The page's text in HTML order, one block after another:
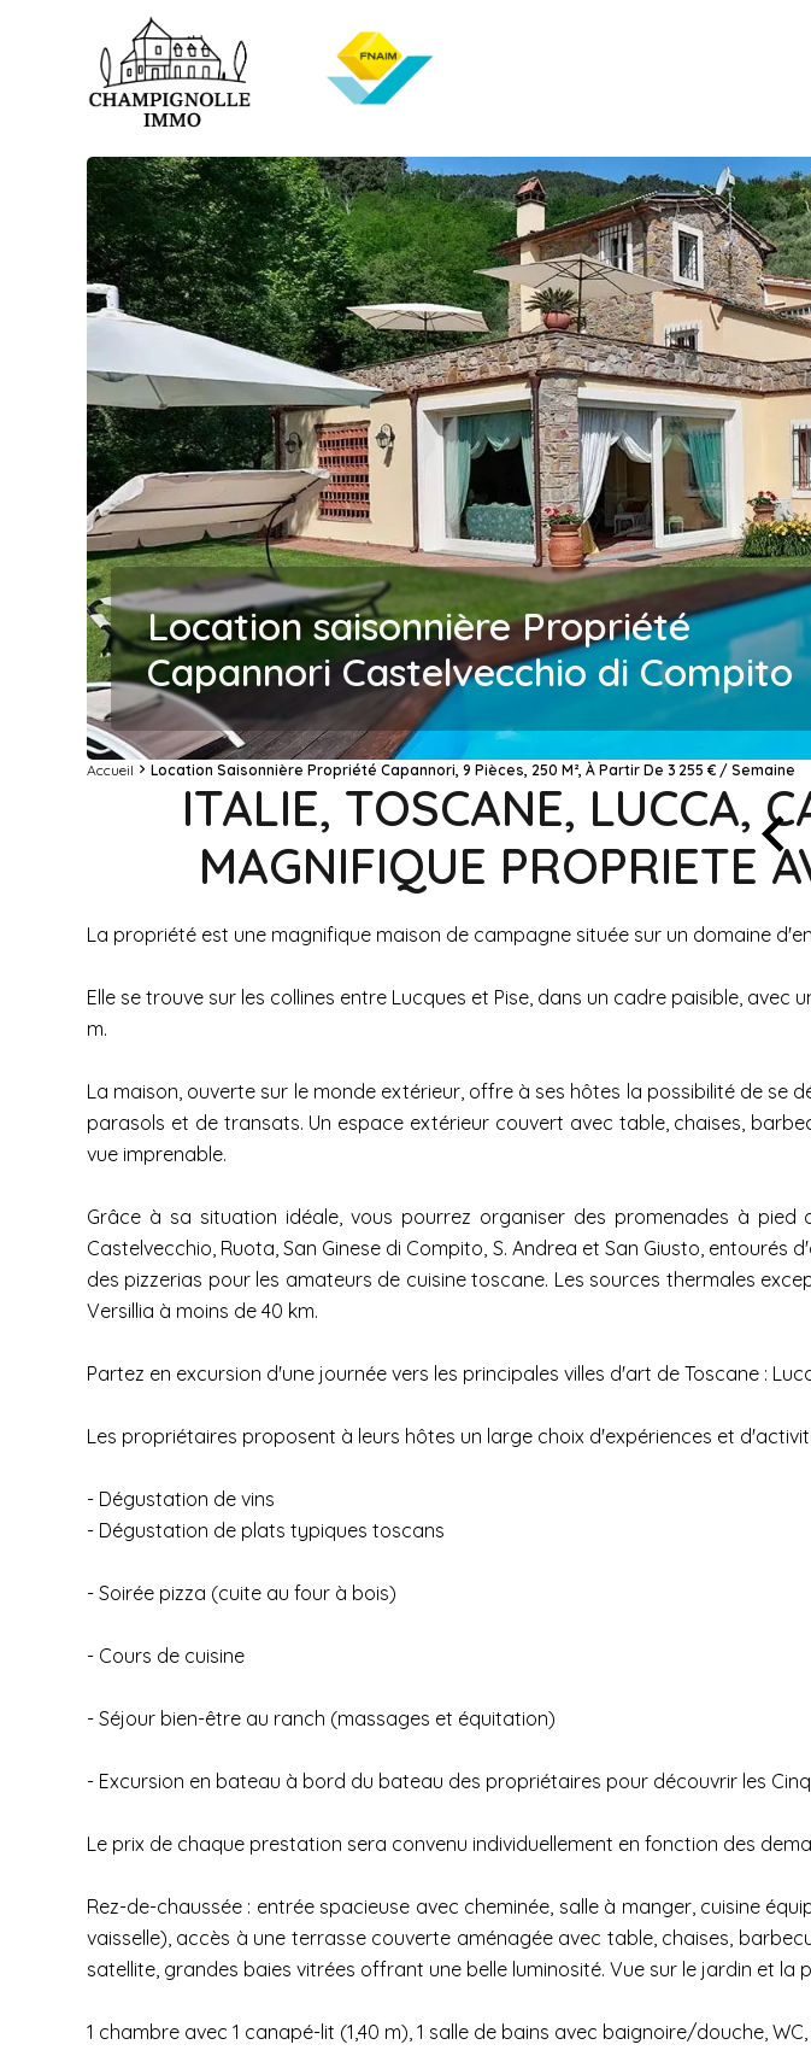
Location saisonnière Propriété
Capannori Castelvecchio di Compito
Accueil Location Saisonnière Propriété Capannori, 9 Pièces, 250 M², À Partir De 3 255 € / Semaine
ITALIE, TOSCANE, LUCCA,
MAGNIFIQUE PROPRIETE
La propriété est une magnifique maison de campagne située sur un domaine
Elle se trouve sur les collines entre Lucques et Pise, dans un cadre paisible,
m.
La maison, ouverte sur le monde extérieur, offre à ses hôtes la possibilité de se
parasols et de transats. Un espace extérieur couvert avec table, chaises,
vue imprenable.
Grâce à sa situation idéale, vous pourrez organiser des promenades à
Castelvecchio, Ruota, San Ginese di Compito, S. Andrea et San Giusto,
des pizzerias pour les amateurs de cuisine toscane. Les sources thermales
Versillia à moins de 40 km.
Partez en excursion d'une journée vers les principales villes d'art de Toscane :
Les propriétaires proposent à leurs hôtes un large choix d'expériences et
- Dégustation de vins
- Dégustation de plats typiques toscans
- Soirée pizza (cuite au four à bois)
- Cours de cuisine
- Séjour bien-être au ranch (massages et équitation)
- Excursion en bateau à bord du bateau des propriétaires pour découvrir les
Le prix de chaque prestation sera convenu individuellement en fonction des
Rez-de-chaussée : entrée spacieuse avec cheminée, salle à manger, cuisine
vaisselle), accès à une terrasse couverte aménagée avec table, chaises,
satellite, grandes baies vitrées offrant une belle luminosité. Vue sur le jardin et la
1 chambre avec 1 canapé-lit (1,40 m), 1 salle de bains avec baignoire/douche,